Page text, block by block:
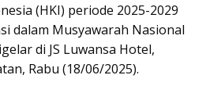
(HKI) periode 2025-2029
dalam Musyawarah Nasional
di JS Luwansa Hotel,
Rabu (18/06/2025).